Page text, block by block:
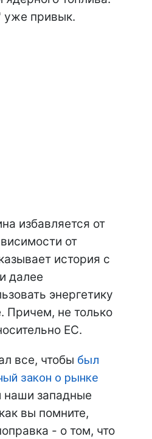
уже привык.
избавляется от
от
история с
далее
энергетику
Причем, не только
ЕС.
все, чтобы был
закон о рынке
наши западные
вы помните,
- о том, что